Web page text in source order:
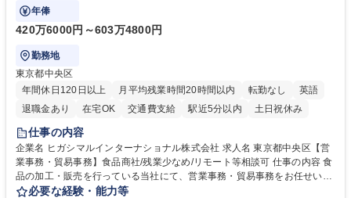
事業の根幹を支えていただきます。
年俸
420万6000円～603万4800円
勤務地
東京都中央区
年間休日120日以上
月平均残業時間20時間以内 転勤なし
英語
退職金あり
在宅OK 交通費支給 駅近5分以内 土日祝休み
仕事の内容
企業名 ヒガシマルインターナショナル株式会社 求人名 東京都中央区【営
業事務・貿易事務】食品商社/残業少なめ/リモート等相談可 仕事の内容 食
品の加工・販売を行っている当社にて、営業事務・貿易事務をお任せいた
します。営業社員のサポートポジションとして、受発注から海外工場との
必要な経験・能力等